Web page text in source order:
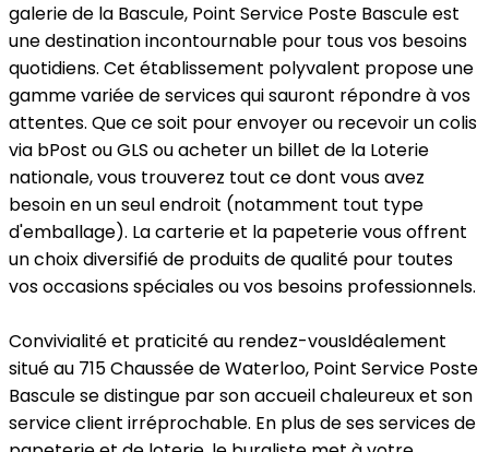
galerie de la Bascule, Point Service Poste Bascule est
une destination incontournable pour tous vos besoins
quotidiens. Cet établissement polyvalent propose une
gamme variée de services qui sauront répondre à vos
attentes. Que ce soit pour envoyer ou recevoir un colis
via bPost ou GLS ou acheter un billet de la Loterie
nationale, vous trouverez tout ce dont vous avez
besoin en un seul endroit (notamment tout type
d'emballage). La carterie et la papeterie vous offrent
un choix diversifié de produits de qualité pour toutes
vos occasions spéciales ou vos besoins professionnels.
Convivialité et praticité au rendez-vousIdéalement
situé au 715 Chaussée de Waterloo, Point Service Poste
Bascule se distingue par son accueil chaleureux et son
service client irréprochable. En plus de ses services de